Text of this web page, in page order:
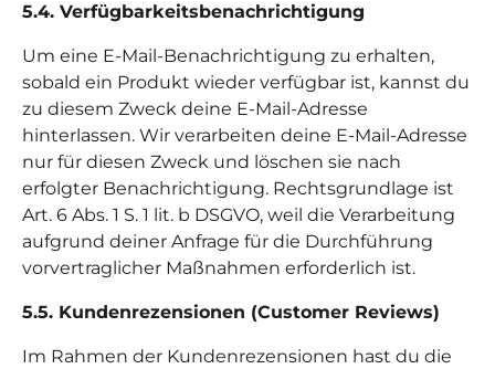
5.4. Verfügbarkeitsbenachrichtigung
Um eine E-Mail-Benachrichtigung zu erhalten,
sobald ein Produkt wieder verfügbar ist, kannst du
zu diesem Zweck deine E-Mail-Adresse
hinterlassen. Wir verarbeiten deine E-Mail-Adresse
nur für diesen Zweck und löschen sie nach
erfolgter Benachrichtigung. Rechtsgrundlage ist
Art. 6 Abs. 1 S. 1 lit. b DSGVO, weil die Verarbeitung
aufgrund deiner Anfrage für die Durchführung
vorvertraglicher Maßnahmen erforderlich ist.
5.5. Kundenrezensionen (Customer Reviews)
Im Rahmen der Kundenrezensionen hast du die